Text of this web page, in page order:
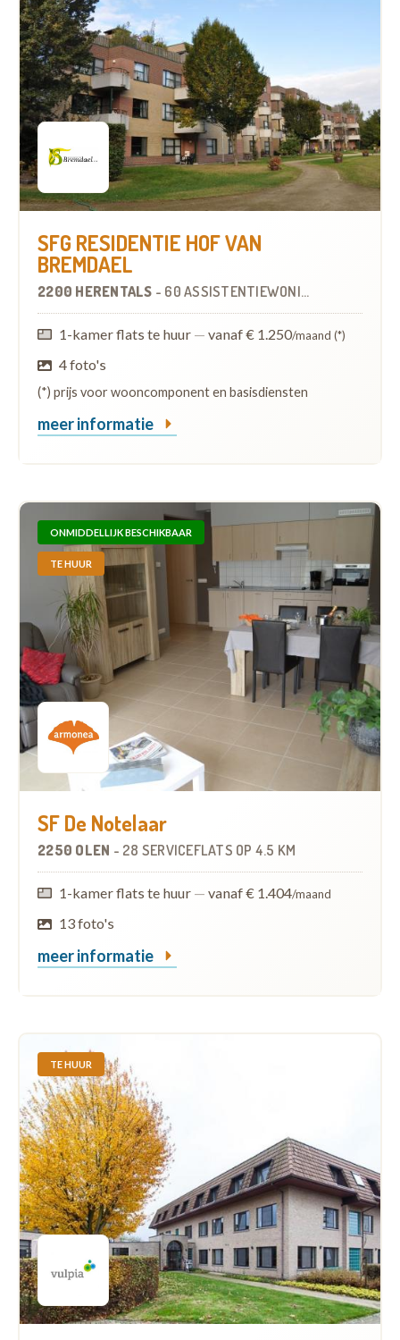
SFG RESIDENTIE HOF VAN
BREMDAEL
2200 HERENTALS - 60 ASSISTENTIEWONINGEN
1-kamer flats te huur — vanaf € 1.250/maand (*)
4 foto's
(*) prijs voor wooncomponent en basisdiensten
meer informatie
ONMIDDELLIJK BESCHIKBAAR
TE HUUR
SF De Notelaar
2250 OLEN - 28 SERVICEFLATS OP 4.5 KM
1-kamer flats te huur — vanaf € 1.404/maand
13 foto's
meer informatie
TE HUUR